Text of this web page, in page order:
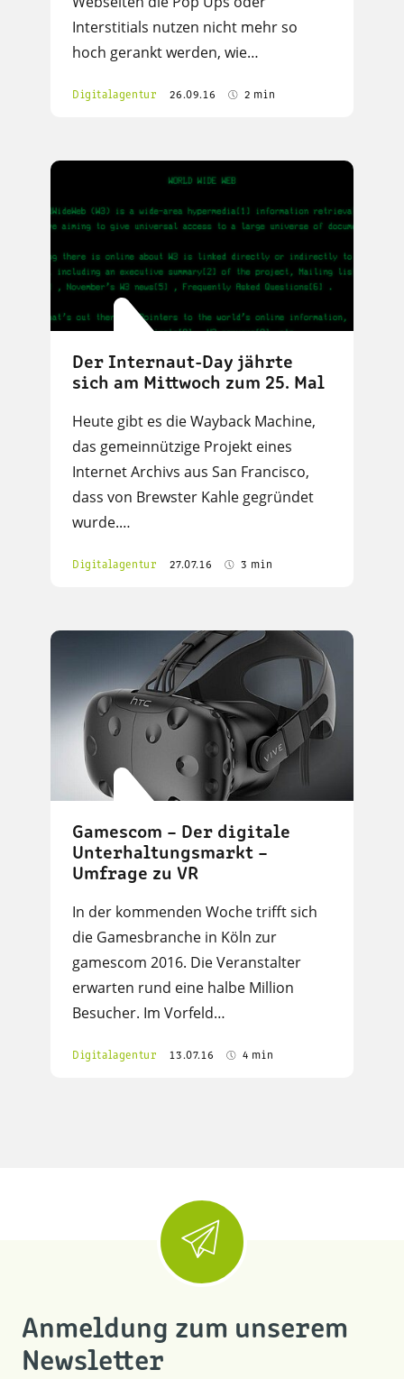
Interstitials nutzen nicht mehr so
hoch gerankt werden, wie…
Digitalagentur 26.09.16 2 min
Der Internaut-Day jährte
sich am Mittwoch zum 25. Mal
Heute gibt es die Wayback Machine,
das gemeinnützige Projekt eines
Internet Archivs aus San Francisco,
dass von Brewster Kahle gegründet
wurde.…
Digitalagentur 27.07.16 3 min
Gamescom – Der digitale
Unterhaltungsmarkt –
Umfrage zu VR
In der kommenden Woche trifft sich
die Gamesbranche in Köln zur
gamescom 2016. Die Veranstalter
erwarten rund eine halbe Million
Besucher. Im Vorfeld…
Digitalagentur 13.07.16 4 min
Anmeldung zum unserem
Newsletter